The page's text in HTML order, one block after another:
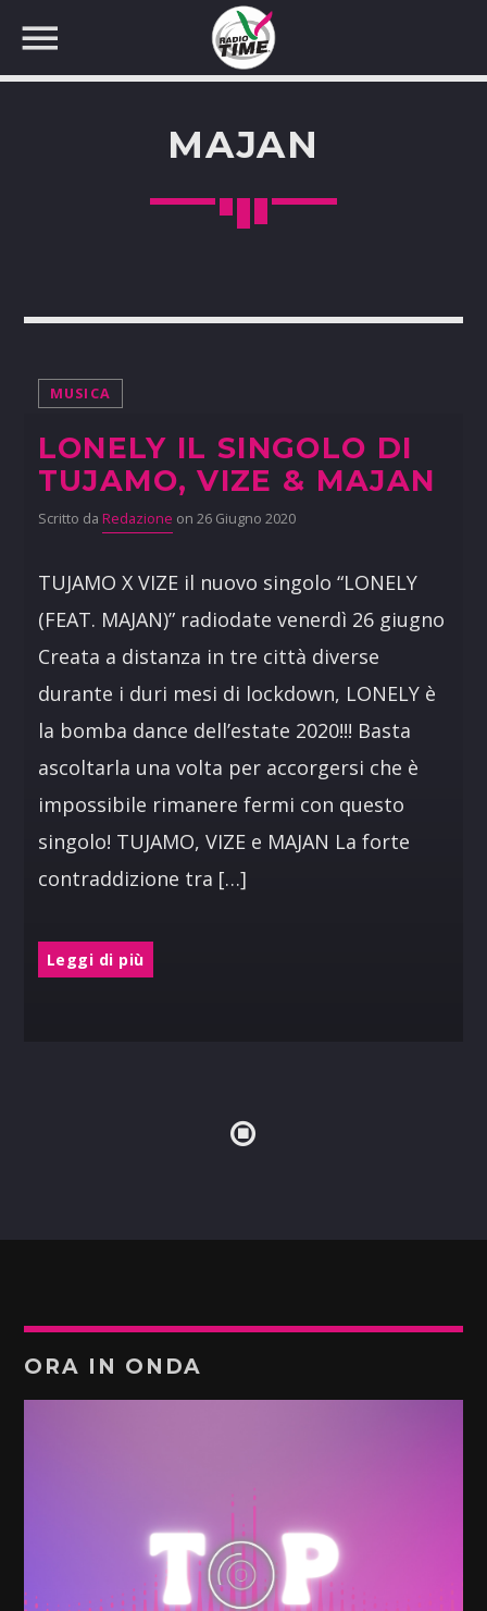
MAJAN
MUSICA
LONELY IL SINGOLO DI
TUJAMO, VIZE & MAJAN
Scritto da Redazione on 26 Giugno 2020
TUJAMO X VIZE il nuovo singolo “LONELY
(FEAT. MAJAN)” radiodate venerdì 26 giugno
Creata a distanza in tre città diverse
durante i duri mesi di lockdown, LONELY è
la bomba dance dell’estate 2020!!! Basta
ascoltarla una volta per accorgersi che è
impossibile rimanere fermi con questo
singolo! TUJAMO, VIZE e MAJAN La forte
contraddizione tra […]
Leggi di più
ORA IN ONDA